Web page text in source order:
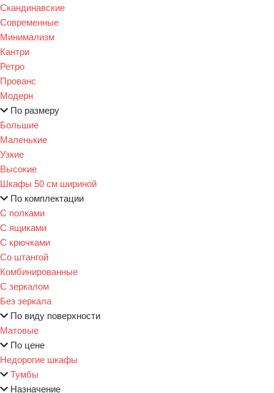
Скандинавские
Современные
Минимализм
Кантри
Ретро
Прованс
Модерн
По размеру
Большие
Маленькие
Узкие
Высокие
Шкафы 50 см шириной
По комплектации
С полками
С ящиками
С крючками
Со штангой
Комбинированные
С зеркалом
Без зеркала
По виду поверхности
Матовые
По цене
Недорогие шкафы
Тумбы
Назначение